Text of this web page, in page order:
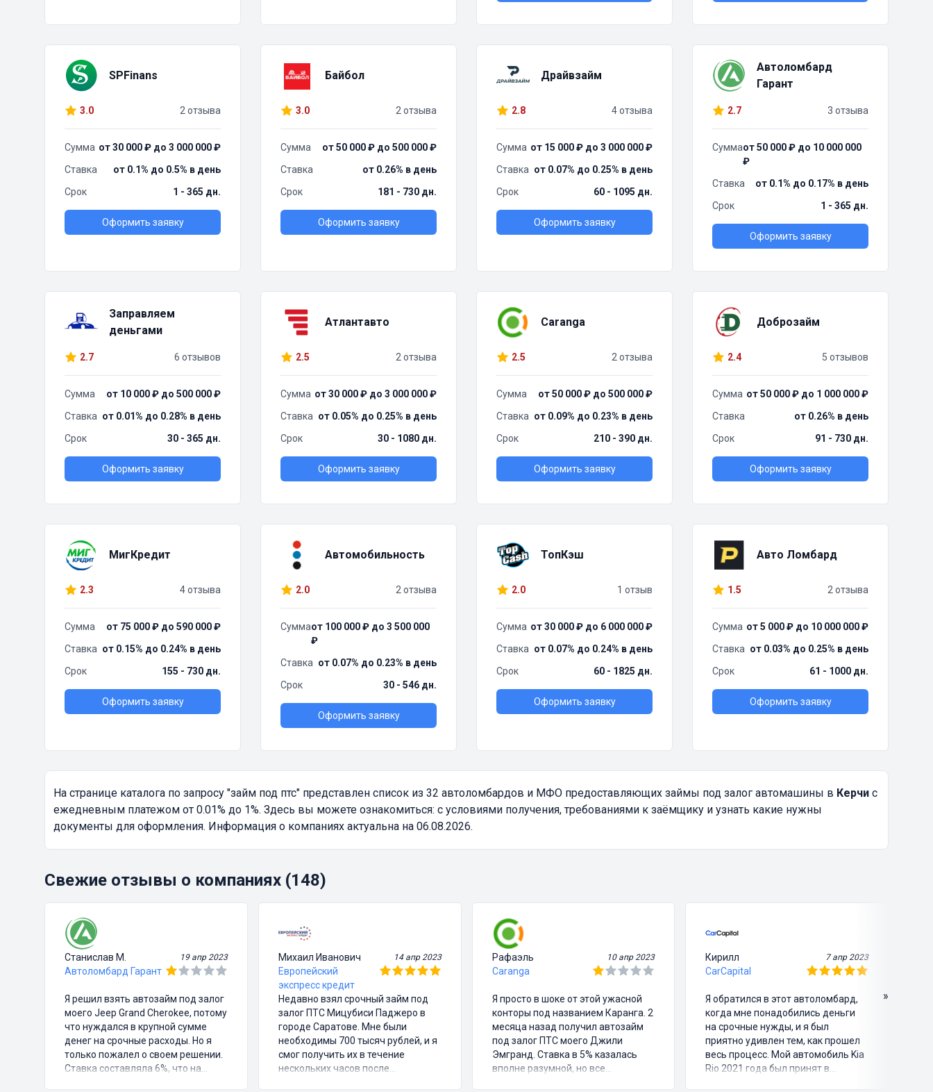
SPFinans
3.0 2 отзыва
Сумма от 30 000 ₽ до 3 000 000 ₽
Ставка
от 0.1% до 0.5% в день
Срок
1 - 365 дн.
Оформить заявку
Байбол
3.0 2 отзыва
Сумма
от 50 000 ₽ до 500 000 ₽
Ставка
от 0.26% в день
Срок
181 - 730 дн.
Оформить заявку
Драйвзайм
2.8 4 отзыва
Сумма от 15 000 ₽ до 3 000 000 ₽
Ставка от 0.07% до 0.25% в день
Срок
60 - 1095 дн.
Оформить заявку
Автоломбард
Гарант
2.7 3 отзыва
Суммаот 50 000 ₽ до 10 000 000
₽
Ставка
от 0.1% до 0.17% в день
Срок
1 - 365 дн.
Оформить заявку
Заправляем
деньгами
2.7 6 отзывов
Сумма
от 10 000 ₽ до 500 000 ₽
Ставка от 0.01% до 0.28% в день
Срок
30 - 365 дн.
Оформить заявку
Атлантавто
2.5 2 отзыва
Сумма от 30 000 ₽ до 3 000 000 ₽
Ставка от 0.05% до 0.25% в день
Срок
30 - 1080 дн.
Оформить заявку
Caranga
2.5 2 отзыва
Сумма
от 50 000 ₽ до 500 000 ₽
Ставка от 0.09% до 0.23% в день
Срок
210 - 390 дн.
Оформить заявку
Доброзайм
2.4 5 отзывов
Сумма от 50 000 ₽ до 1 000 000 ₽
Ставка
от 0.26% в день
Срок
91 - 730 дн.
Оформить заявку
МигКредит
2.3 4 отзыва
Сумма
от 75 000 ₽ до 590 000 ₽
Ставка от 0.15% до 0.24% в день
Срок
155 - 730 дн.
Оформить заявку
Автомобильность
2.0 2 отзыва
Суммаот 100 000 ₽ до 3 500 000
₽
Ставка от 0.07% до 0.23% в день
Срок
30 - 546 дн.
Оформить заявку
ТопКэш
2.0 1 отзыв
Сумма от 30 000 ₽ до 6 000 000 ₽
Ставка от 0.07% до 0.24% в день
Срок
60 - 1825 дн.
Оформить заявку
Авто Ломбард
1.5 2 отзыва
Сумма от 5 000 ₽ до 10 000 000 ₽
Ставка от 0.03% до 0.25% в день
Срок
61 - 1000 дн.
Оформить заявку
На странице каталога по запросу "займ под птс" представлен список из 32 автоломбардов и МФО предоставляющих займы под залог автомашины в Керчи с
ежедневным платежом от 0.01% до 1%. Здесь вы можете ознакомиться: с условиями получения, требованиями к заёмщику и узнать какие нужны
документы для оформления. Информация о компаниях актуальна на 06.08.2026.
Свежие отзывы о компаниях (148)
Станислав М. 19 апр 2023
Автоломбард Гарант
Я решил взять автозайм под залог
моего Jeep Grand Cherokee, потому
что нуждался в крупной сумме
денег на срочные расходы. Но я
только пожалел о своем решении.
Ставка составляла 6%, что на
Михаил Иванович 14 апр 2023
Европейский
экспресс кредит
Недавно взял срочный займ под
залог ПТС Мицубиси Паджеро в
городе Саратове. Мне были
необходимы 700 тысяч рублей, и я
смог получить их в течение
нескольких часов после
Рафаэль 10 апр 2023
Caranga
Я просто в шоке от этой ужасной
конторы под названием Каранга. 2
месяца назад получил автозайм
под залог ПТС моего Джили
Эмгранд. Ставка в 5% казалась
вполне разумной, но все
Кирилл 7 апр 2023
CarCapital
Я обратился в этот автоломбард,
когда мне понадобились деньги
на срочные нужды, и я был
приятно удивлен тем, как прошел
весь процесс. Мой автомобиль Kia
Rio 2021 года был принят в
»